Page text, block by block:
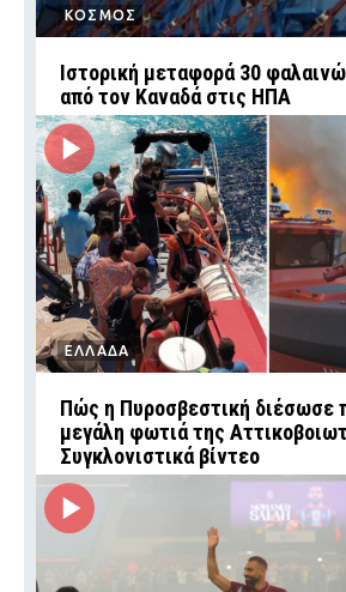
ΚΟΣΜΟΣ
Ιστορική μεταφορά 30
από τον Καναδά στις ΗΠΑ
ΕΛΛΑΔΑ
Πώς η Πυροσβεστική διέσωσε
μεγάλη φωτιά της
Συγκλονιστικά βίντεο